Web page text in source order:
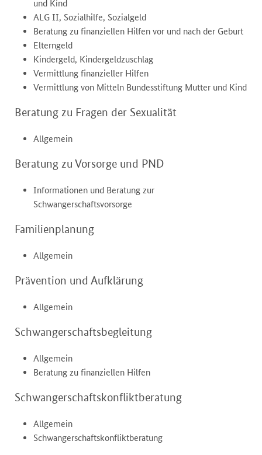
und Kind
ALG II, Sozialhilfe, Sozialgeld
Beratung zu finanziellen Hilfen vor und nach der Geburt
Elterngeld
Kindergeld, Kindergeldzuschlag
Vermittlung finanzieller Hilfen
Vermittlung von Mitteln Bundesstiftung Mutter und Kind
Beratung zu Fragen der Sexualität
Allgemein
Beratung zu Vorsorge und PND
Informationen und Beratung zur
Schwangerschaftsvorsorge
Familienplanung
Allgemein
Prävention und Aufklärung
Allgemein
Schwangerschaftsbegleitung
Allgemein
Beratung zu finanziellen Hilfen
Schwangerschaftskonfliktberatung
Allgemein
Schwangerschaftskonfliktberatung